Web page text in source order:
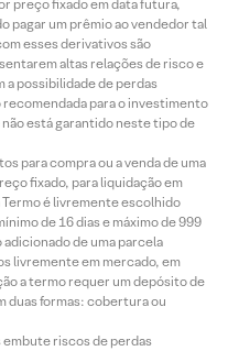
preço fixado em data futura,
pagar um prêmio ao vendedor tal
esses derivativos são
altas relações de risco e
a possibilidade de perdas
para o investimento
está garantido neste tipo de
para compra ou a venda de uma
fixado, para liquidação em
é livremente escolhido
de 16 dias e máximo de 999
de uma parcela
livremente em mercado, em
a termo requer um depósito de
duas formas: cobertura ou
riscos de perdas